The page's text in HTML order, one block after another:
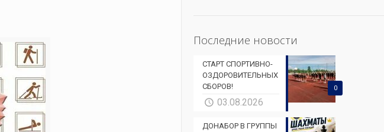
Последние новости
0
СТАРТ СПОРТИВНО-
ОЗДОРОВИТЕЛЬНЫХ
СБОРОВ!
03.08.2026
ДОНАБОР В ГРУППЫ